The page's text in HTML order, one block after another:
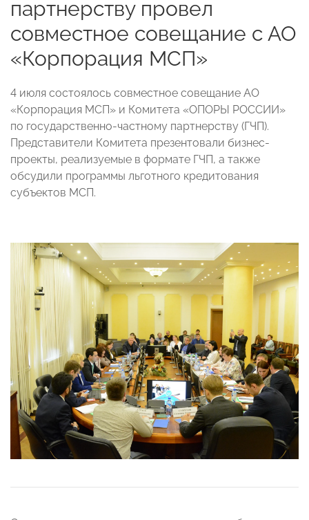
партнерству провел
совместное совещание с АО
«Корпорация МСП»
4 июля состоялось совместное совещание АО
«Корпорация МСП» и Комитета «ОПОРЫ РОССИИ»
по государственно-частному партнерству (ГЧП).
Представители Комитета презентовали бизнес-
проекты, реализуемые в формате ГЧП, а также
обсудили программы льготного кредитования
субъектов МСП.